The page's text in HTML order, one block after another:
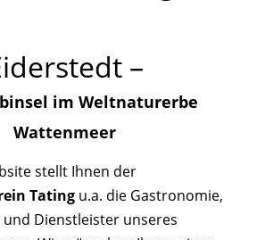
–
im Weltnaturerbe
Wattenmeer
stellt Ihnen der
Tatingu.a. die Gastronomie,
und Dienstleister unseres